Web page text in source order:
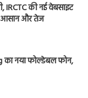
IRCTC की नई वेबसाइट
आसान और तेज
का नया फोल्डेबल फोन,